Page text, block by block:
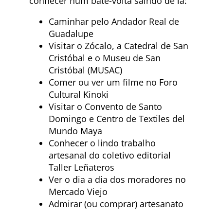
Caminhar pelo Andador Real de
Guadalupe
Visitar o Zócalo, a Catedral de San
Cristóbal e o Museu de San
Cristóbal (MUSAC)
Comer ou ver um filme no Foro
Cultural Kinoki
Visitar o Convento de Santo
Domingo e Centro de Textiles del
Mundo Maya
Conhecer o lindo trabalho
artesanal do coletivo editorial
Taller Leñateros
Ver o dia a dia dos moradores no
Mercado Viejo
Admirar (ou comprar) artesanato